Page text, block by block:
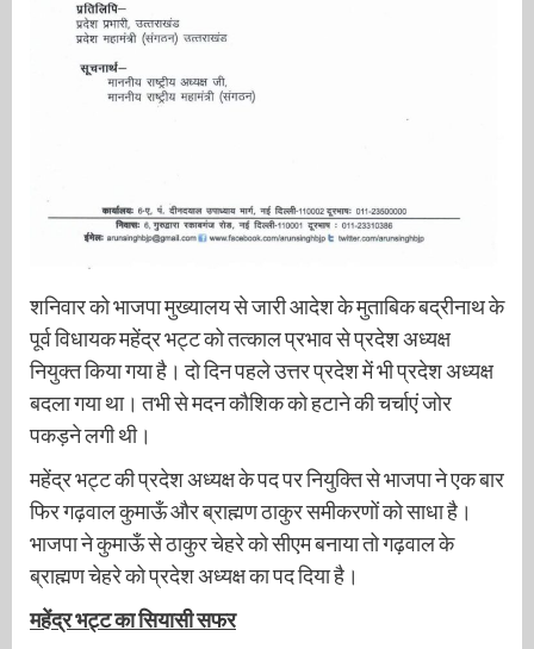
शनिवार को भाजपा मुख्यालय से जारी आदेश के मुताबिक बद्रीनाथ के
पूर्व विधायक महेंद्र भट्ट को तत्काल प्रभाव से प्रदेश अध्यक्ष
नियुक्त किया गया है। दो दिन पहले उत्तर प्रदेश में भी प्रदेश अध्यक्ष
बदला गया था। तभी से मदन कौशिक को हटाने की चर्चाएं जोर
पकड़ने लगी थी।
महेंद्र भट्ट की प्रदेश अध्यक्ष के पद पर नियुक्ति से भाजपा ने एक बार
फिर गढ़वाल कुमाऊँ और ब्राह्मण ठाकुर समीकरणों को साधा है।
भाजपा ने कुमाऊँ से ठाकुर चेहरे को सीएम बनाया तो गढ़वाल के
ब्राह्मण चेहरे को प्रदेश अध्यक्ष का पद दिया है।
महेंद्र भट्ट कासियासीसफर